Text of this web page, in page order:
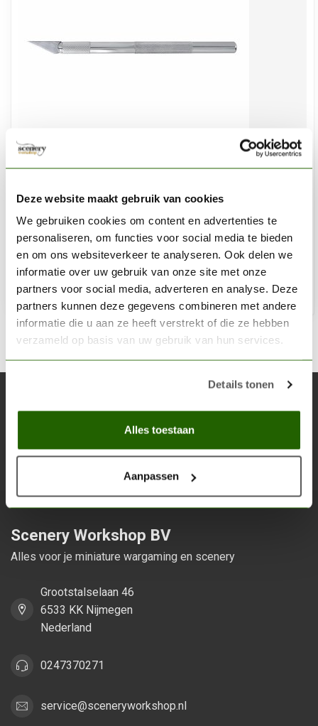
Deze website maakt gebruik van cookies
We gebruiken cookies om content en advertenties te
personaliseren, om functies voor social media te bieden
en om ons websiteverkeer te analyseren. Ook delen we
informatie over uw gebruik van onze site met onze
partners voor social media, adverteren en analyse. Deze
partners kunnen deze gegevens combineren met andere
informatie die u aan ze heeft verstrekt of die ze hebben
verzameld op basis van uw gebruik van hun services.
Details tonen
Alles toestaan
Aanpassen
Classic Craft Knife #1 with #11 Blade - snijmes - Vallejo
Tools - T06006
€3,85
Niet op voorraad
Scenery Workshop BV
Alles voor je miniature wargaming en scenery
Grootstalselaan 46
6533 KK Nijmegen
Nederland
0247370271
service@sceneryworkshop.nl